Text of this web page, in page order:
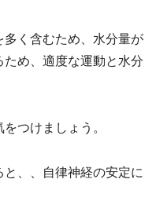
多く含むため、水分量が
め、適度な運動と水分
つけましょう。
、、自律神経の安定に